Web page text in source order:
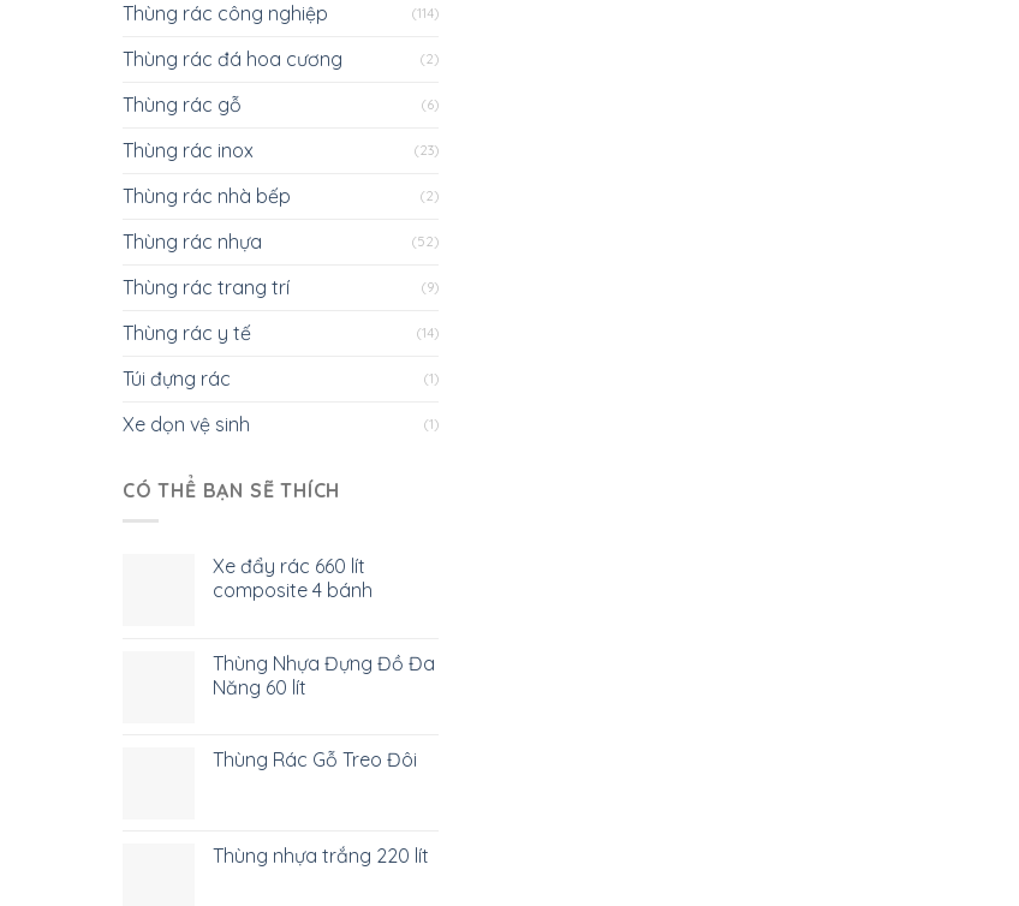
Thùng rác công nghiệp (114)
Thùng rác đá hoa cương (2)
Thùng rác gỗ (6)
Thùng rác inox (23)
Thùng rác nhà bếp (2)
Thùng rác nhựa (52)
Thùng rác trang trí (9)
Thùng rác y tế (14)
Túi đựng rác (1)
Xe dọn vệ sinh (1)
CÓ THỂ BẠN SẼ THÍCH
Xe đẩy rác 660 lít
composite 4 bánh
Thùng Nhựa Đựng Đồ Đa
Năng 60 lít
Thùng Rác Gỗ Treo Đôi
Thùng nhựa trắng 220 lít